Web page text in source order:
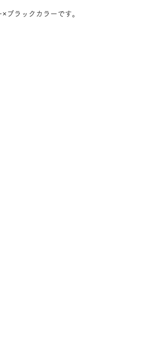
ブラックカラーです。